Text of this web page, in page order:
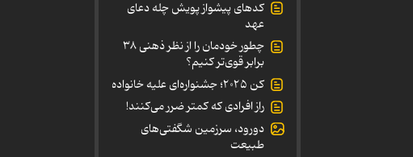
کدهای پیشواز پویش چله دعای
عهد
چطور خودمان را از نظر ذهنی ۳۸
برابر قوی‌تر کنیم؟
کن ۲۰۲۵؛ جشنواره‌ای علیه خانواده
راز افرادی که کمتر ضرر می‌کنند!
دورود، سرزمین شگفتی‌های
طبیعت